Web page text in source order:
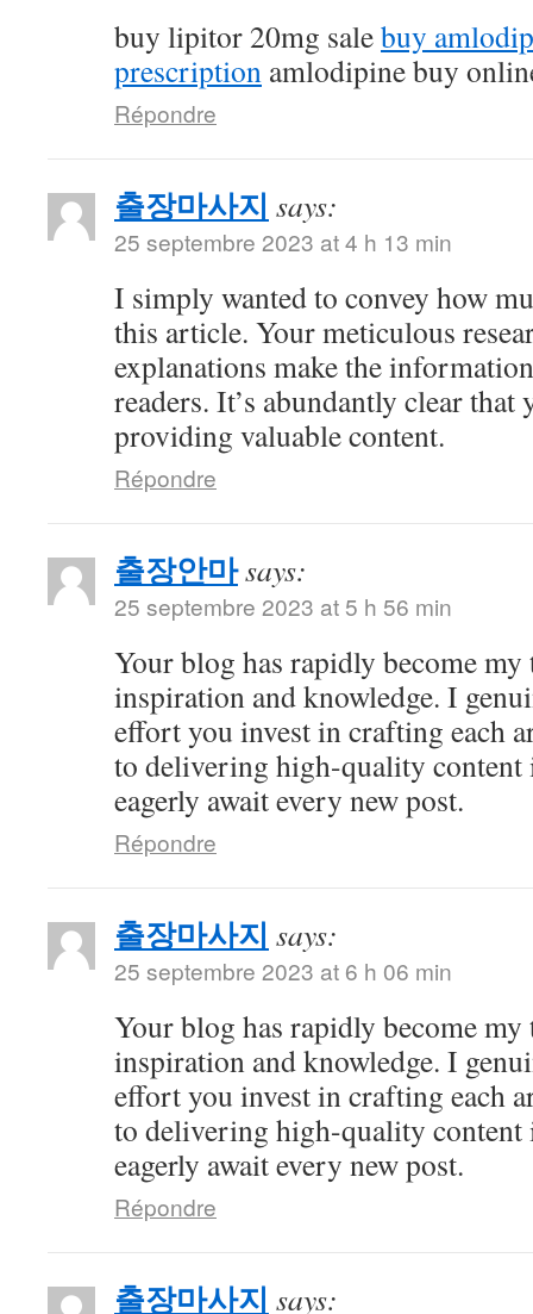
buy lipitor 20mg salebuy
prescription amlodipine buy
Répondre
출장마사지 says:
25 septembre 2023 at 4 h 13 min
I simply wanted to convey how
this article. Your meticulous
explanations make the
readers. It’s abundantly clear that
providing valuable content.
Répondre
출장안마says:
25 septembre 2023 at 5 h 56 min
Your blog has rapidly become
inspiration and knowledge. I
effort you invest in crafting each
to delivering high-quality content
eagerly await every new post.
Répondre
출장마사지 says:
25 septembre 2023 at 6 h 06 min
Your blog has rapidly become
inspiration and knowledge. I
effort you invest in crafting each
to delivering high-quality content
eagerly await every new post.
Répondre
출장마사지 says: